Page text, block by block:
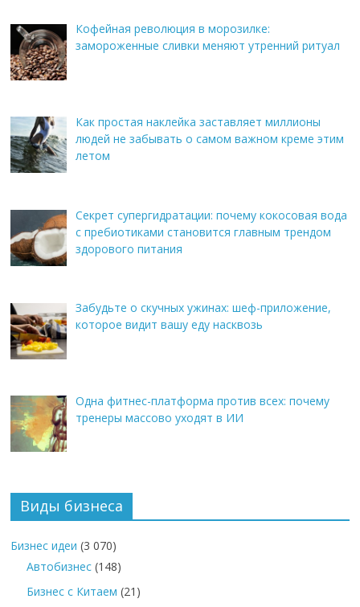
Кофейная революция в морозилке:
замороженные сливки меняют утренний ритуал
Как простая наклейка заставляет миллионы
людей не забывать о самом важном креме этим
летом
Секрет супергидратации: почему кокосовая вода
с пребиотиками становится главным трендом
здорового питания
Забудьте о скучных ужинах: шеф-приложение,
которое видит вашу еду насквозь
Одна фитнес-платформа против всех: почему
тренеры массово уходят в ИИ
Виды бизнеса
Бизнес идеи (3 070)
Автобизнес (148)
Бизнес с Китаем (21)